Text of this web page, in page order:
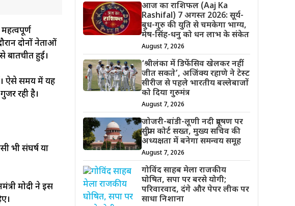
दोनों नेताओं
बातचीत हुई।
ऐसे समय में यह
रही है।
भी संघर्ष या
मोदी ने इस
आज का राशिफल (Aaj Ka
Rashifal) 7 अगस्त 2026: सूर्य-
बुध-गुरु की युति से चमकेगा भाग्य,
मेष-सिंह-धनु को धन लाभ के संकेत
August 7, 2026
‘श्रीलंका में डिफेंसिव खेलकर नहीं
जीत सकते’, अजिंक्य रहाणे ने टेस्ट
सीरीज से पहले भारतीय बल्लेबाजों
को दिया गुरुमंत्र
August 7, 2026
जोजरी-बांडी-लूणी नदी प्रदूषण पर
सुप्रीम कोर्ट सख्त, मुख्य सचिव की
अध्यक्षता में बनेगा समन्वय समूह
August 7, 2026
गोविंद साहब मेला राजकीय
घोषित, सपा पर बरसे योगी;
परिवारवाद, दंगे और पेपर लीक पर
साधा निशाना